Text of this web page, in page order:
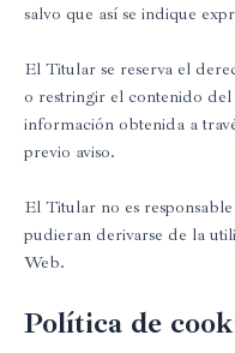
salvo que así se indique
El Titular se reserva el
o restringir el contenido
información obtenida a
previo aviso.
El Titular no es
pudieran derivarse de la
Web.
Política de